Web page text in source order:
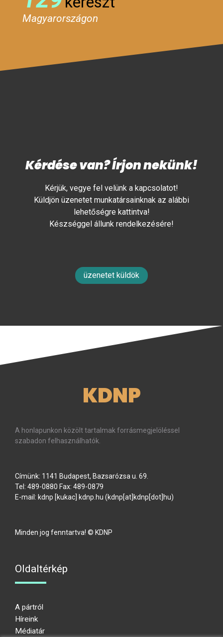
Magyarországon
Kérdése van? Írjon nekünk!
Kérjük, vegye fel velünk a kapcsolatot!
Küldjön üzenetet munkatársainknak az alábbi
lehetőségre kattintva!
Készséggel állunk rendelkezésére!
üzenetet küldök
KDNP
A honlapunkon közölt tartalmak forrásmegjelöléssel
szabadon felhasználhatók.
Címünk: 1141 Budapest, Bazsarózsa u. 69.
Tel: 489-0880 Fax: 489-0879
E-mail: kdnp [kukac] kdnp hu (kdnp[at]kdnp[dot]hu)
Minden jog fenntartva! © KDNP
Oldaltérkép
A pártról
Híreink
Médiatár